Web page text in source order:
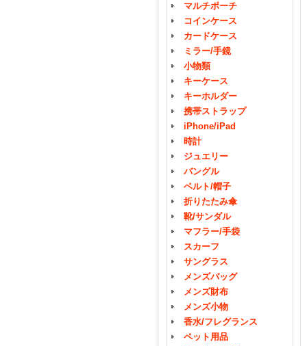
マルチポーチ
コインケース
カードケース
ミラー/手鏡
小物類
キーケース
キーホルダー
携帯ストラップ
iPhone/iPad
時計
ジュエリー
バングル
ベルト/帽子
折りたたみ傘
靴/サンダル
マフラー/手袋
スカーフ
サングラス
メンズバッグ
メンズ財布
メンズ小物
香水/フレグランス
ペット用品